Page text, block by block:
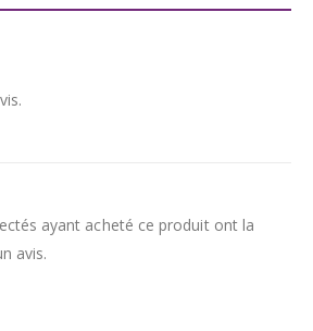
ayant acheté ce produit ont la
avis.